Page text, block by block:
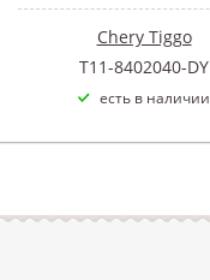
Chery Tiggo
T11-8402040-DY
есть в наличии